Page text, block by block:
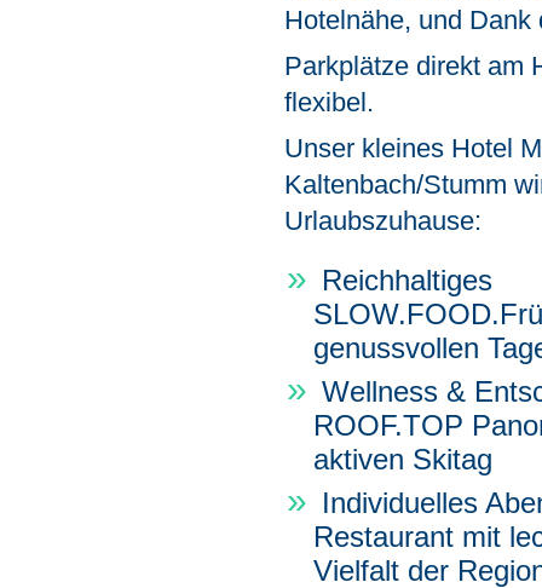
Hotelnähe, und Dank
Parkplätze direkt am
flexibel.
Unser kleines Hotel
Kaltenbach/Stumm
Urlaubszuhause:
Reichhaltiges
genussvollen
Wellness &
ROOF.TOP
aktiven Skitag
Individuelles
Restaurant mit
Vielfalt der